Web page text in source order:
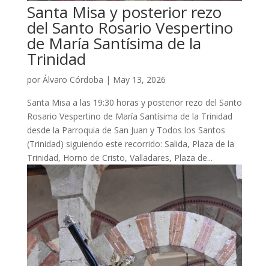
Santa Misa y posterior rezo
del Santo Rosario Vespertino
de María Santísima de la
Trinidad
por Álvaro Córdoba | May 13, 2026
Santa Misa a las 19:30 horas y posterior rezo del Santo
Rosario Vespertino de María Santísima de la Trinidad
desde la Parroquia de San Juan y Todos los Santos
(Trinidad) siguiendo este recorrido: Salida, Plaza de la
Trinidad, Horno de Cristo, Valladares, Plaza de...